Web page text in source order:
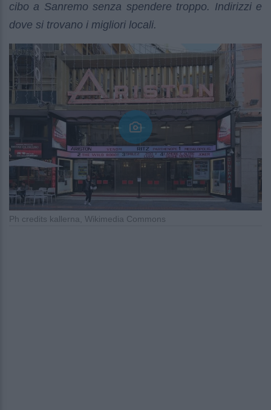
cibo a Sanremo senza spendere troppo. Indirizzi e
dove si trovano i migliori locali.
Ph credits kallerna, Wikimedia Commons